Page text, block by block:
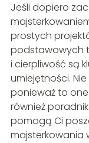
Jeśli dopiero
prostych
podstawowych
i cierpliwość są
umiejętności.
ponieważ to
również
pomogą Ci
majsterkowania